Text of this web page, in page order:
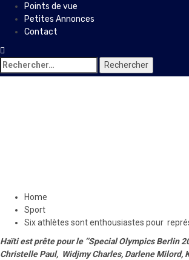
Points de vue
Petites Annonces
Contact
Rechercher :
Home
Sport
Six athlètes sont enthousiastes pour
Haïti est prête pour le ‘’Special Olympics Berlin
Christelle Paul, Widjmy Charles, Darlene